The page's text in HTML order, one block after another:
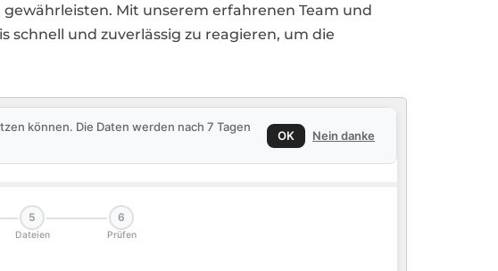
Mit unserem erfahrenen Team und
schnell und zuverlässig zu reagieren, um die
können. Die Daten werden nach 7 Tagen
OK Nein danke
5
Dateien
6
Prüfen